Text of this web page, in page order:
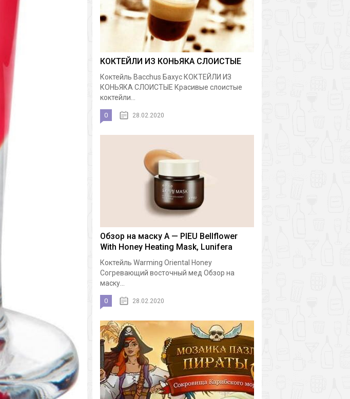
КОКТЕЙЛИ ИЗ КОНЬЯКА СЛОИСТЫЕ
Коктейль Bacchus Бахус КОКТЕЙЛИ ИЗ
КОНЬЯКА СЛОИСТЫЕ Красивые слоистые
коктейли...
0 28.02.2020
Обзор на маску A — PIEU Bellflower
With Honey Heating Mask, Lunifera
Коктейль Warming Oriental Honey
Согревающий восточный мед Обзор на
маску...
0 28.02.2020